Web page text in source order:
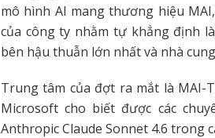
mô hình AI mang thương hiệu
của công ty nhằm tự khẳng định
bên hậu thuẫn lớn nhất và nhà
Trung tâm của đợt ra mắt là MAI-
Microsoft cho biết được các
Anthropic Claude Sonnet 4.6 trong